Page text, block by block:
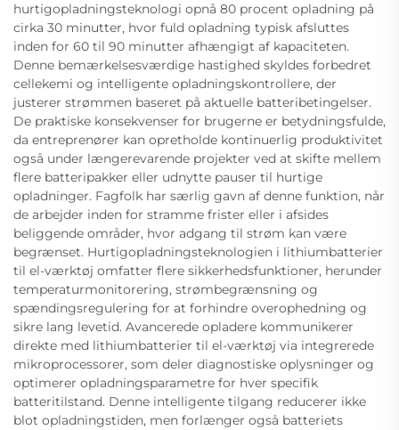
hurtigopladningsteknologi opnå 80 procent opladning på
cirka 30 minutter, hvor fuld opladning typisk afsluttes
inden for 60 til 90 minutter afhængigt af kapaciteten.
Denne bemærkelsesværdige hastighed skyldes forbedret
cellekemi og intelligente opladningskontrollere, der
justerer strømmen baseret på aktuelle batteribetingelser.
De praktiske konsekvenser for brugerne er betydningsfulde,
da entreprenører kan opretholde kontinuerlig produktivitet
også under længerevarende projekter ved at skifte mellem
flere batteripakker eller udnytte pauser til hurtige
opladninger. Fagfolk har særlig gavn af denne funktion, når
de arbejder inden for stramme frister eller i afsides
beliggende områder, hvor adgang til strøm kan være
begrænset. Hurtigopladningsteknologien i lithiumbatterier
til el-værktøj omfatter flere sikkerhedsfunktioner, herunder
temperaturmonitorering, strømbegrænsning og
spændingsregulering for at forhindre overophedning og
sikre lang levetid. Avancerede opladere kommunikerer
direkte med lithiumbatterier til el-værktøj via integrerede
mikroprocessorer, som deler diagnostiske oplysninger og
optimerer opladningsparametre for hver specifik
batteritilstand. Denne intelligente tilgang reducerer ikke
blot opladningstiden, men forlænger også batteriets